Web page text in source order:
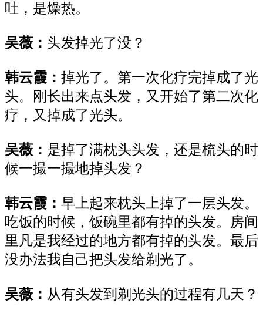
吐， 是燥热。
吴薇： 头发掉光了没？
韩云霞： 掉光了。 第一次化疗完掉成了光
头。 刚长出来点头发， 又开始了第二次化
疗，又掉成了光头。
吴薇： 是掉了满枕头头发，还是梳头的时
候一撮一撮地掉头发？
韩云霞： 早上起来枕头上掉了一层头发。
吃饭的时候 ， 饭碗里都有掉的头发。房间
里 凡是我经过的地方都有掉的头发。最后
没办法我自己把头发给剃光了。
吴薇： 从有头发到剃光头的过程有几天？